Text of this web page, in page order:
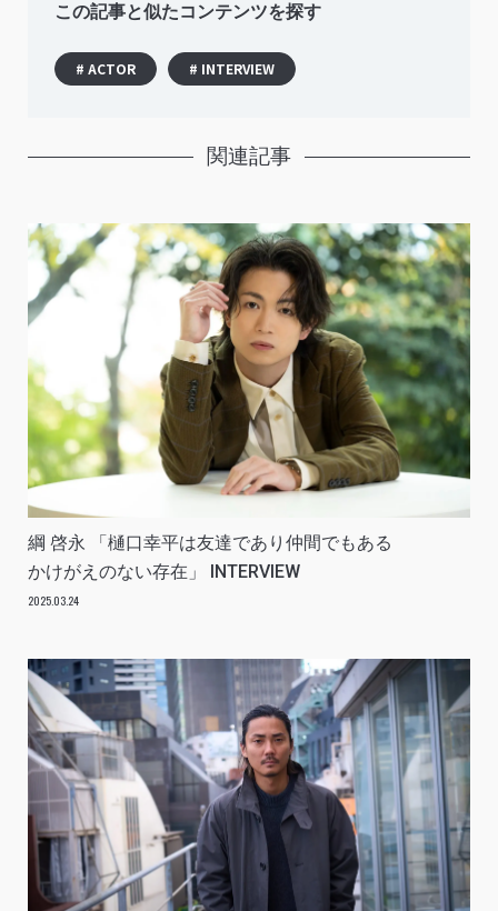
この記事と似たコンテンツを探す
# ACTOR # INTERVIEW
関連記事
綱 啓永 「樋口幸平は友達であり仲間でもある
かけがえのない存在」 INTERVIEW
2025.03.24